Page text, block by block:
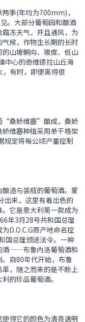
季(年均为700mm)，
。大部分葡萄园和酿酒
冻天气，并且通风，为
候，作物生长期的长时
山坡朝向、坡度、低山
中心的奇维德拉山丘海
有时，即便离得很
“桑娇维塞”酿成，桑娇
维塞种植采用单干格架
规定将每公顷产量控制
造与装瓶的葡萄酒。蒙
出来，这里有着出色的
它是意大利第一款成为
年3月28号共和国总理
D.O.C.G原产地命名控
国总理颁送法令。一种
酒——布鲁内洛葡萄酒和
自80年代开始，布鲁
，随之而来的是不断上
的珍品葡萄酒。
得它的颜色为清亮透明